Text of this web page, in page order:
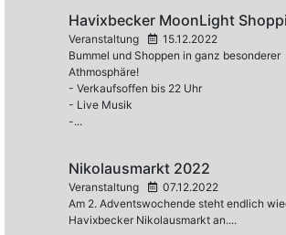
Havixbecker MoonLight
Veranstaltung
15.12.2022
Bummel und Shoppen in ganz besonderer
Athmosphäre!
- Verkaufsoffen bis 22 Uhr
- Live Musik
-...
Nikolausmarkt 2022
Veranstaltung
07.12.2022
Am 2. Adventswochende steht endlich
Havixbecker Nikolausmarkt an....